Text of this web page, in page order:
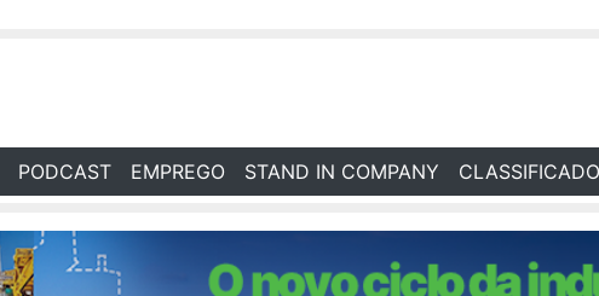
PODCAST EMPREGO STAND IN COMPANY